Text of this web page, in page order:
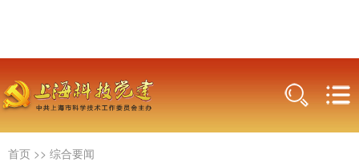
首页 >> 综合要闻